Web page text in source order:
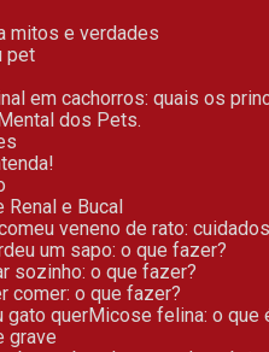
mitos e verdades
pet
em cachorros: quais os
dos Pets.
Renal e Bucal
comeu veneno de rato:
um sapo: o que fazer?
sozinho: o que fazer?
comer: o que fazer?
gato quer
Micose felina: o
grave